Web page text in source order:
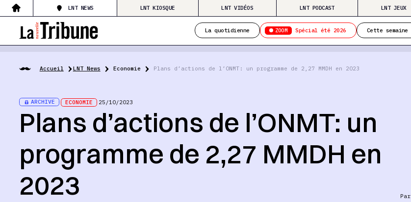
LNT NEWS LNT KIOSQUE LNT VIDÉOS LNT PODCAST LNT JEUX
La quotidienne ZOOM Spécial été 2026 Cette semaine
Accueil LNT News Economie Plans d’actions de l’ONMT: un programme de 2,27 MMDH en 2023
ARCHIVE ECONOMIE 25/10/2023
Plans d’actions de l’ONMT: un
programme de 2,27 MMDH en
2023
Par